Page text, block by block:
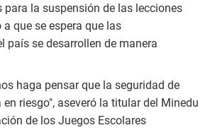
la suspensión de las lecciones
que se espera que las
país se desarrollen de manera
haga pensar que la seguridad de
riesgo", aseveró la titular del Minedu
de los Juegos Escolares